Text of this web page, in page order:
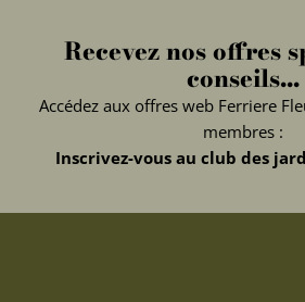
Recevez nos offres
conseils...
Accédez aux offres web Ferriere
membres :
Inscrivez-vous au club des